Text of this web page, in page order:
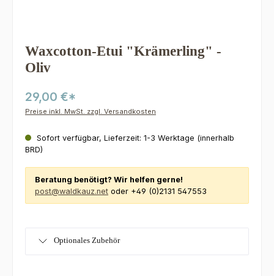
Waxcotton-Etui "Krämerling" -
Oliv
29,00 €*
Preise inkl. MwSt. zzgl. Versandkosten
Sofort verfügbar, Lieferzeit: 1-3 Werktage (innerhalb
BRD)
Beratung benötigt? Wir helfen gerne!
post@waldkauz.net oder +49 (0)2131 547553
Optionales Zubehör